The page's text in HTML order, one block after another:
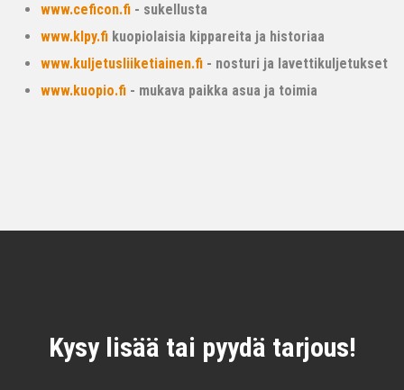
www.ceficon.fi - sukellusta
www.klpy.fi kuopiolaisia kippareita ja historiaa
www.kuljetusliiketiainen.fi - nosturi ja lavettikuljetukset
www.kuopio.fi - mukava paikka asua ja toimia
Kysy lisää tai pyydä tarjous!